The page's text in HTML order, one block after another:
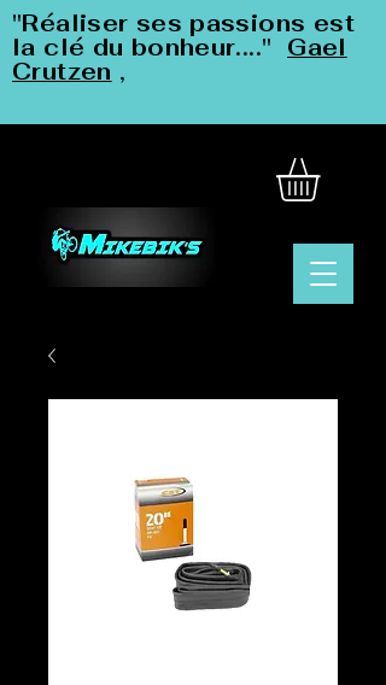
"Réaliser ses passions est
la clé du bonheur...." Gael
Crutzen ,